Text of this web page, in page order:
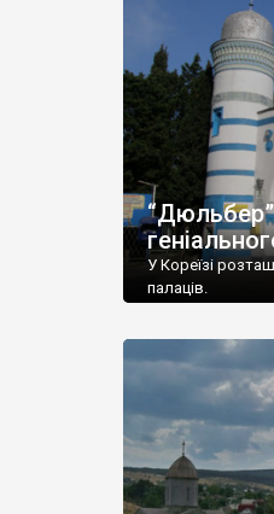
У Кореїзі
палаців.